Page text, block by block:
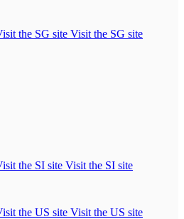
Visit the SG site
Visit the SI site
Visit the US site